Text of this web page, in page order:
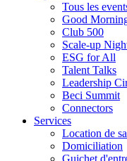
Tous les
Good
Club 500
Scale-up
ESG for All
Talent Talks
Leadership
Beci Summit
Connectors
Services
Location de
Domiciliation
Guichet